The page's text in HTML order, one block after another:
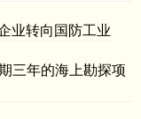
业转向国防工业
三年的海上勘探项